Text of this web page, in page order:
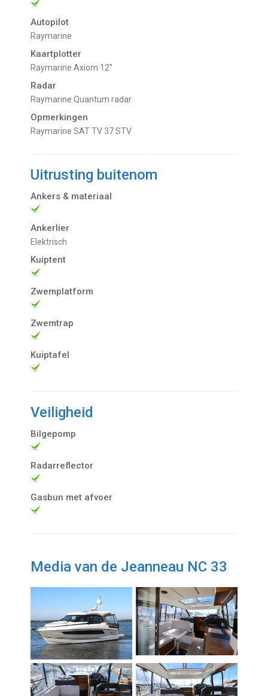
Autopilot
Raymarine
Kaartplotter
Raymarine Axiom 12’’
Radar
Raymarine Quantum radar
Opmerkingen
Raymarine SAT TV 37 STV
Uitrusting buitenom
Ankers & materiaal
Ankerlier
Elektrisch
Kuiptent
Zwemplatform
Zwemtrap
Kuiptafel
Veiligheid
Bilgepomp
Radarreflector
Gasbun met afvoer
Media van de Jeanneau NC 33